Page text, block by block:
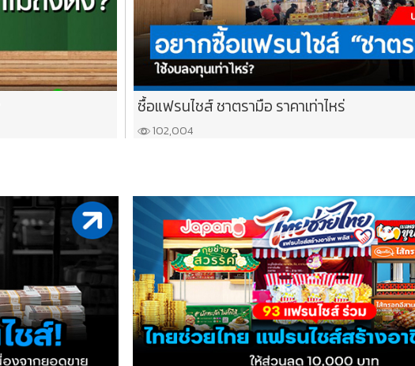
ซื้อแฟรนไชส์ ชาตรามือ ราคาเท่าไหร่
102,004